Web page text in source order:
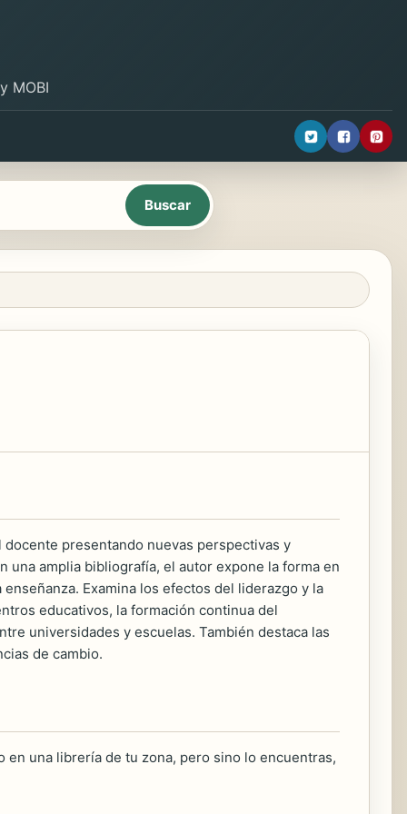
MOBI
presentando nuevas perspectivas y
amplia bibliografía, el autor expone la forma en
Examina los efectos del liderazgo y la
educativos, la formación continua del
universidades y escuelas. También destaca las
de cambio.
una librería de tu zona, pero sino lo encuentras,